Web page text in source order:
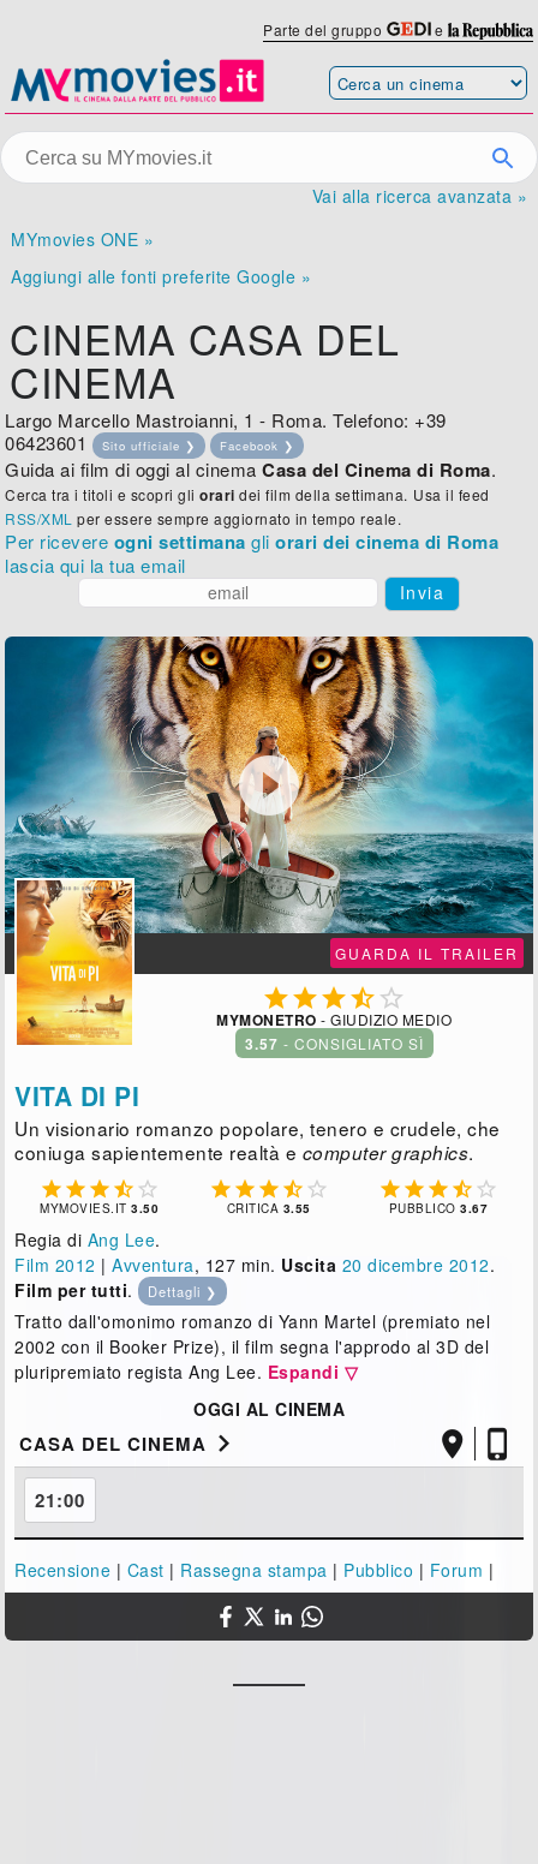
Parte del gruppo e
Vai alla ricerca avanzata »
MYmovies ONE »
Aggiungi alle fonti preferite Google »
CINEMA CASA DEL
CINEMA
Largo Marcello Mastroianni, 1 - Roma. Telefono: +39
06423601
Sito ufficiale ❯ Facebook ❯
Guida ai film di oggi al cinemaCasa del Cinema di Roma.
Cerca tra i titoli e scopri gliorari dei film della settimana. Usa il feed
RSS/XML per essere sempre aggiornato in tempo reale.
Per ricevere ogni settimana gliorari dei cinema di Roma
lascia qui la tua email
Invia

GUARDA IL TRAILER
 
MYMONETRO - GIUDIZIO MEDIO
3.57 - CONSIGLIATO SÌ
VITA DI PI
Un visionario romanzo popolare, tenero e crudele, che
coniuga sapientemente realtà e computer graphics.
    
MYMOVIES.IT3.50
    
CRITICA 3.55
    
PUBBLICO3.67
Regia di Ang Lee.
Film 2012 |Avventura, 127 min. Uscita 20 dicembre 2012.
Film per tutti. Dettagli ❯
Tratto dall'omonimo romanzo di Yann Martel (premiato nel
2002 con il Booker Prize), il film segna l'approdo al 3D del
pluripremiato regista Ang Lee. Espandi ▽
OGGI AL CINEMA


CASA DEL CINEMA 
21:00
Recensione | Cast | Rassegna stampa | Pubblico | Forum |